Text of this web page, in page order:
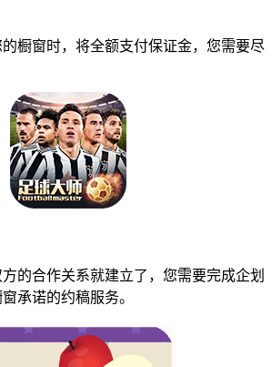
窗时，将全额支付保证金，您需要尽
合作关系就建立了，您需要完成企划
承诺的约稿服务。